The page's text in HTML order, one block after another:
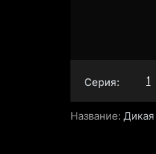
Серия: 1
Название: Дикая